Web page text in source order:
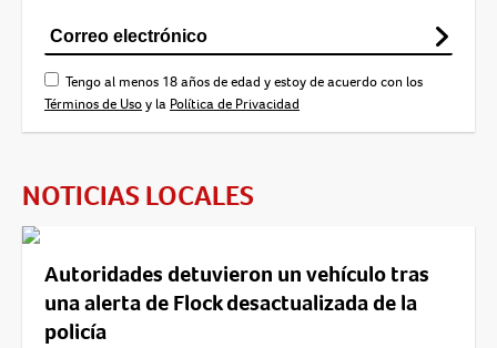
Tengo al menos 18 años de edad y estoy de acuerdo con los
Términos de Usoy la Política de Privacidad
NOTICIAS LOCALES
Autoridades detuvieron un vehículo tras
una alerta de Flock desactualizada de la
policía